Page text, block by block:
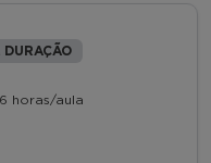
DURAÇÃO
horas/aula